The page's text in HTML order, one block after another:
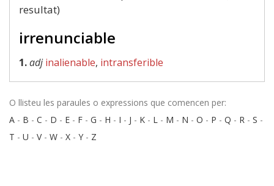
resultat)
irrenunciable
1.adj inalienable, intransferible
O llisteu les paraules o expressions que comencen per:
A - B - C - D - E - F - G - H - I - J - K - L - M - N - O - P - Q - R - S -
T - U - V- W - X - Y - Z